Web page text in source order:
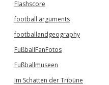
Flashscore
football arguments
footballandgeography
FußballFanFotos
Fußballmuseen
Im Schatten der Tribüne